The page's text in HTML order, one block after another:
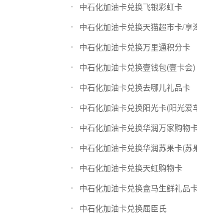
中石化加油卡兑换飞银彩虹卡
中石化加油卡兑换天猫超市卡/享
中石化加油卡兑换万里通积分卡
中石化加油卡兑换壹钱包(壹卡会)
中石化加油卡兑换去哪儿礼品卡
中石化加油卡兑换阳光卡(阳光爱
中石化加油卡兑换华润万家购物
中石化加油卡兑换天虹购物卡
中石化加油卡兑换盒马生鲜礼品
中石化加油卡兑换屈臣氏